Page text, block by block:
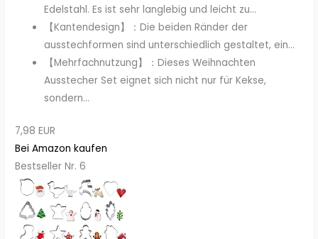
Edelstahl. Es ist sehr langlebig und leicht zu...
【Kantendesign】：Die beiden Ränder der
ausstechformen sind unterschiedlich gestaltet, ein...
【Mehrfachnutzung】：Dieses Weihnachten
Ausstecher Set eignet sich nicht nur für Kekse,
sondern...
7,98 EUR
Bei Amazon kaufen
Bestseller Nr. 6